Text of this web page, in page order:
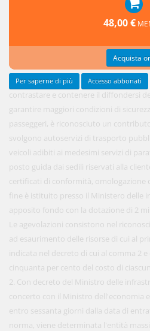
contrastare e contenere il diffondersi
garantire maggiori condizioni di
passeggeri, è riconosciuto un
svolgono autoservizi di trasporto
veicoli adibiti ai medesimi servizi di
posto guida dai sedili riservati alla
certificati di conformità, omologazione
fine è istituito presso il Ministero delle
apposito fondo con la dotazione di 2
Le agevolazioni consistono nel
ad esaurimento delle risorse di cui al
indicata nel decreto di cui al comma 2
cinquanta per cento del costo di
2. Con decreto del Ministro delle
concerto con il Ministro dell'economia
entro sessanta giorni dalla data di
norma, viene determinata l'entità
48,00 €
Acquista
Per saperne di più Accesso abbonati